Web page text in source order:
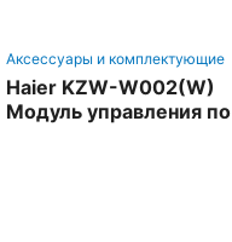
Аксессуары и комплектующие
Haier KZW-W002(W)
Модуль управления по